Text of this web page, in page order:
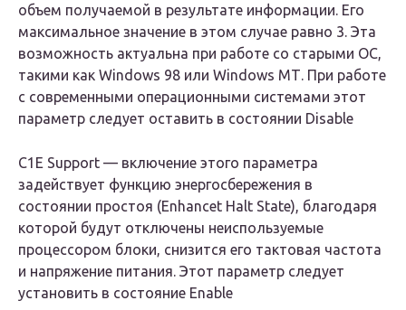
объем получаемой в результате информации. Его
максимальное значение в этом случае равно 3. Эта
возможность актуальна при работе со старыми ОС,
такими как Windows 98 или Windows МТ. При работе
с современными операционными системами этот
параметр следует оставить в состоянии Disable
C1E Support — включение этого параметра
задействует функцию энергосбережения в
состоянии простоя (Enhancet Halt State), благодаря
которой будут отключены неиспользуемые
процессором блоки, снизится его тактовая частота
и напряжение питания. Этот параметр следует
установить в состояние Enable